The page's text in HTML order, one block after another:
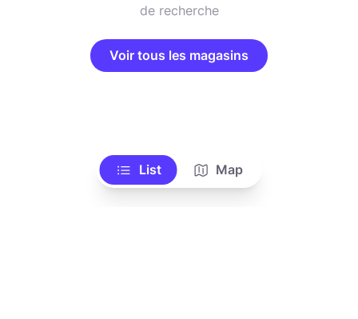
de recherche
Voir tous les magasins
List Map